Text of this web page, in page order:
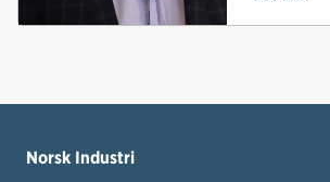
Norsk Industri